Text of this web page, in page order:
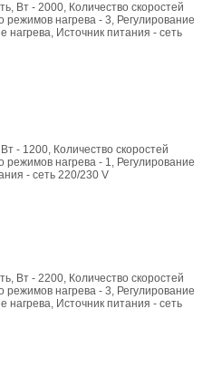
Вт - 2000, Количество скоростей
режимов нагрева - 3, Регулирование
нагрева, Источник питания - сеть
- 1200, Количество скоростей
режимов нагрева - 1, Регулирование
- сеть 220/230 V
Вт - 2200, Количество скоростей
режимов нагрева - 3, Регулирование
нагрева, Источник питания - сеть